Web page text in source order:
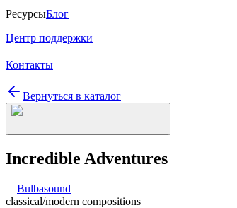
РесурсыБлог
Центр поддержки
Контакты
Вернуться в каталог
Incredible Adventures
—Bulbasound
classical/modern compositions